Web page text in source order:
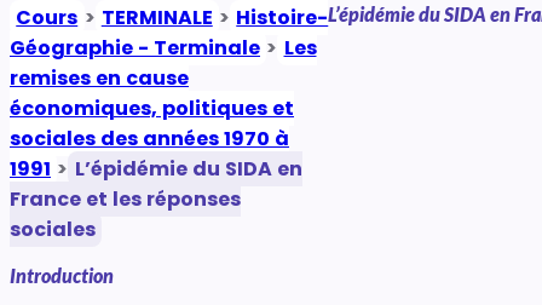
Cours > TERMINALE > Histoire-
Géographie - Terminale > Les
remises en cause
économiques, politiques et
sociales des années 1970 à
1991 > L’épidémie du SIDA en
France et les réponses
sociales
L’épidémie du SIDA en
Introduction